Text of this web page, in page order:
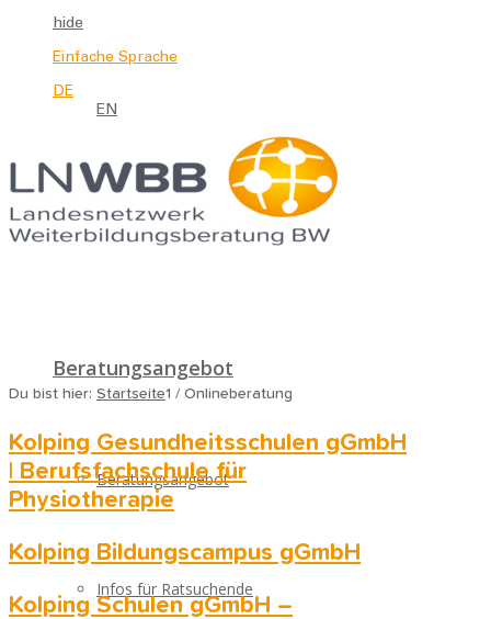
hide
Einfache Sprache
DE
EN
Beratungsangebot
Beratungsangebot
Infos für Ratsuchende
Du bist hier: Startseite1 / Onlineberatung
Kolping Gesundheitsschulen gGmbH
| Berufsfachschule für
Physiotherapie
Kolping Bildungscampus gGmbH
Kolping Schulen gGmbH –